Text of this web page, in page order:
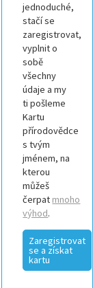
jednoduché,
stačí se
zaregistrovat,
vyplnit o
sobě
všechny
údaje a my
ti pošleme
Kartu
přírodovědce
s tvým
jménem, na
kterou
můžeš
čerpat mnoho
výhod.
Zaregistrovat
se a získat
kartu